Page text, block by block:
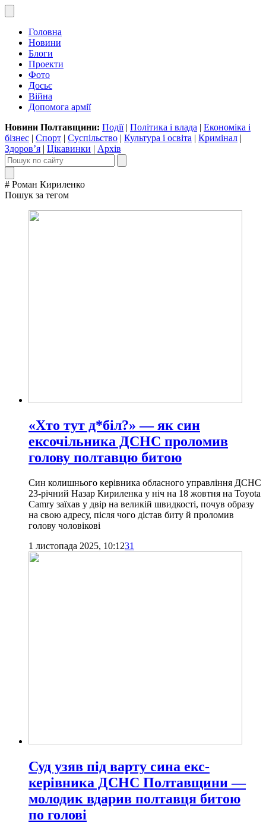
Головна
Новини
Блоги
Проекти
Фото
Досьє
Війна
Допомога армії
Новини Полтавщини: Події| Політика і влада | Економіка і
бізнес | Спорт | Суспільство | Культура і освіта | Кримінал |
Здоров’я | Цікавинки | Архів
# Роман Кириленко
Пошук за тегом
«Хто тут д*біл?» — як син
ексочільника ДСНС проломив
голову полтавцю битою
Син колишнього керівника обласного управління ДСНС
23-річний Назар Кириленка у ніч на 18 жовтня на Toyota
Camry заїхав у двір на великій швидкості, почув образу
на свою адресу, після чого дістав биту й проломив
голову чоловікові
1 листопада 2025, 10:1231
Суд узяв під варту сина екс-
керівника ДСНС Полтавщини —
молодик вдарив полтавця битою
по голові